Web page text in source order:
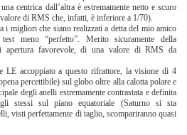
centrica dall’altra è estremamente netto e scuro
di RMS che, infatti, è inferiore a 1/70).
i migliori che siano realizzati a detta del mio amico
meno “perfetto”. Merito sicuramente della
apertura favorevole, di una valore di RMS da
LE accoppiato a questo rifrattore, la visione di 4
percettibile) sul globo oltre alla calotta polare e
degli anelli estremamente contrastata e definita
stessi sul piano equatoriale (Saturno si sta
visti perfettamente di taglio, scompariranno quasi